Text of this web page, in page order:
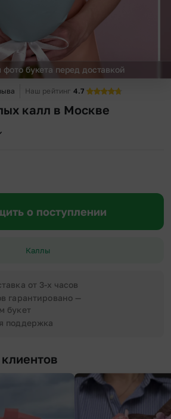
букета перед доставкой
Наш рейтинг 4.7
калл в Москве
о поступлении
Каллы
от 3-х часов
гарантировано —
букет
поддержка